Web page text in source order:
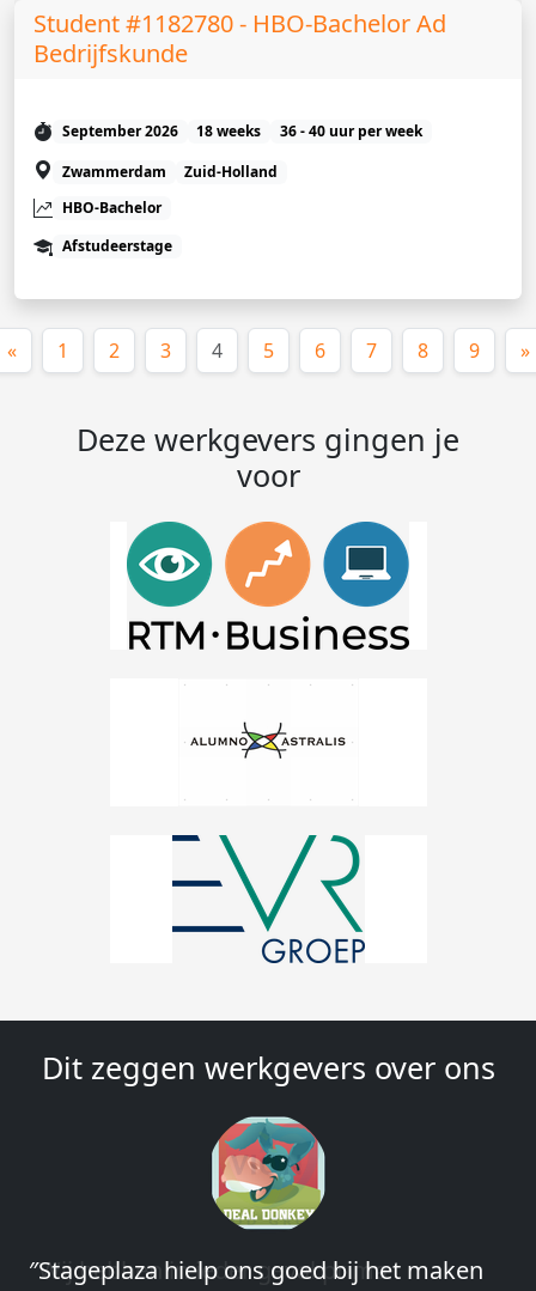
Student #1182780 - HBO-Bachelor Ad
Bedrijfskunde
September 2026 18 weeks
36 - 40 uur per week
Zwammerdam
Zuid-Holland
HBO-Bachelor
Afstudeerstage
« 1 2 3 4(huidige)
5 6 7 8 9 »
Deze werkgevers gingen je
voor
Dit zeggen werkgevers over ons
″Wij hebben in ieder geval prima